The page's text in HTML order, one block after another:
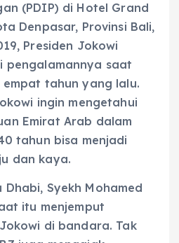
(PDIP) di Hotel Grand
Denpasar, Provinsi Bali,
Presiden Jokowi
pengalamannya saat
empat tahun yang lalu.
ingin mengetahui
Emirat Arab dalam
tahun bisa menjadi
dan kaya.
Syekh Mohamed
itu menjemput
di bandara. Tak